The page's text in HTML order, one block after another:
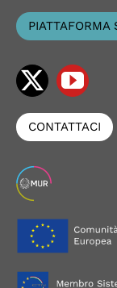
PIATTAFORMA
CONTATTACI